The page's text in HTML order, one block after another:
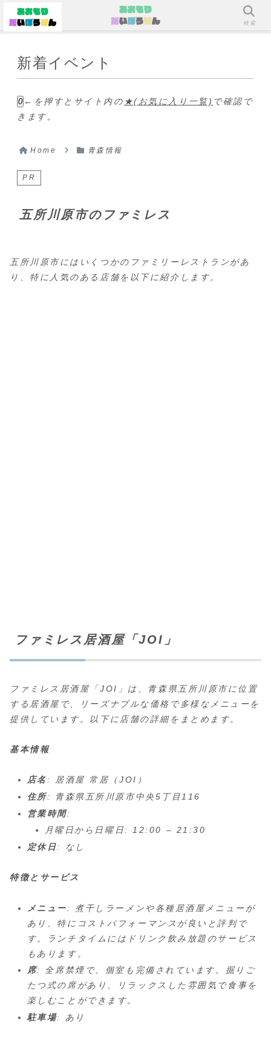
新着イベント
0 ←を押すとサイト内の ★(お気に入り一覧) で確認で
きます。
Home 青森情報
PR
五所川原市のファミレス
五所川原市にはいくつかのファミリーレストランがあ
り、特に人気のある店舗を以下に紹介します。
ファミレス居酒屋「JOI」
ファミレス居酒屋「JOI」は、青森県五所川原市に位置
する居酒屋で、リーズナブルな価格で多様なメニューを
提供しています。以下に店舗の詳細をまとめます。
基本情報
店名: 居酒屋 常居（JOI）
住所: 青森県五所川原市中央5丁目116
営業時間:
月曜日から日曜日: 12:00 – 21:30
定休日: なし
特徴とサービス
メニュー: 煮干しラーメンや各種居酒屋メニューが
あり、特にコストパフォーマンスが良いと評判で
す。ランチタイムにはドリンク飲み放題のサービス
もあります。
席: 全席禁煙で、個室も完備されています。掘りご
たつ式の席があり、リラックスした雰囲気で食事を
楽しむことができます。
駐車場: あり
メニュー 検索